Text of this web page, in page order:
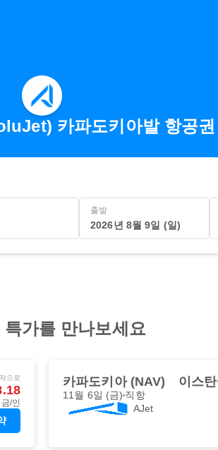
카파도키아발 항공
출발
2026년 8월 9일 (일)
가를 만나보세요
으로
/인
카파도키아 (NAV) 이스
11월 6일 (금) 직항
AJet